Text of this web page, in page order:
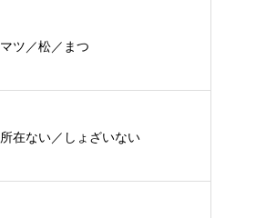
マツ／松／まつ
所在ない／しょざいない